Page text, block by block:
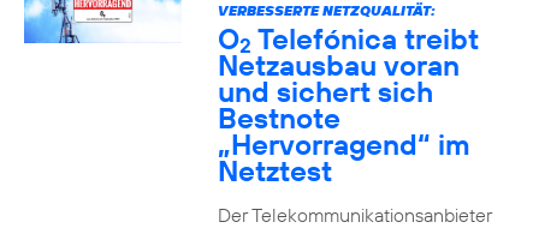
VERBESSERTE NETZQUALITÄT:
O2 Telefónica treibt
Netzausbau voran
und sichert sich
Bestnote
„Hervorragend“ im
Netztest
Der Telekommunikationsanbieter